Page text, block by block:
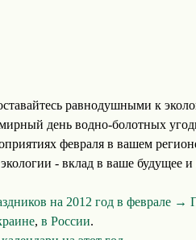
равнодушными к
день водно-болотных
февраля в вашем
- вклад в ваше будущее
на 2012 год в феврале →
, в России.